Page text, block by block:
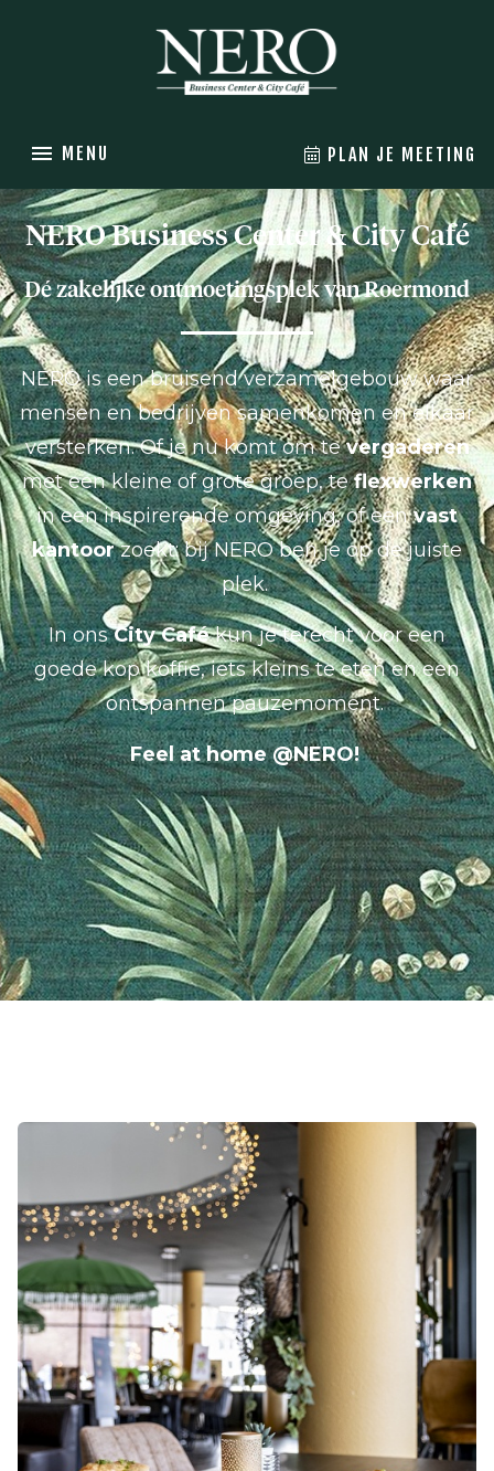
PLAN JE MEETING
MENU
NERO Business Center & City Café
Dé zakelijke ontmoetingsplek van Roermond
NERO is een bruisend verzamelgebouw waar
mensen en bedrijven samenkomen en elkaar
versterken. Of je nu komt om tevergaderen
met een kleine of grote groep, teflexwerken
in een inspirerende omgeving, of eenvast
kantoorzoekt: bij NERO ben je op de juiste
plek.
In onsCity Cafékun je terecht voor een
goede kop koffie, iets kleins te eten en een
ontspannen pauzemoment.
Feel at home @NERO!